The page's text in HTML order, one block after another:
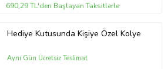
690,29 TL'den Başlayan Taksitlerle
Hediye Kutusunda Kişiye Özel Kolye
Aynı Gün Ücretsiz Teslimat